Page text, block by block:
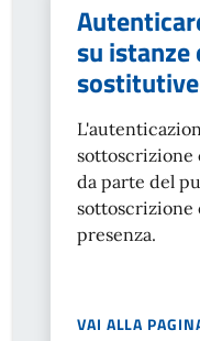
su istanze
sottoscrizione
da parte del
sottoscrizione
presenza.
VAI ALLA